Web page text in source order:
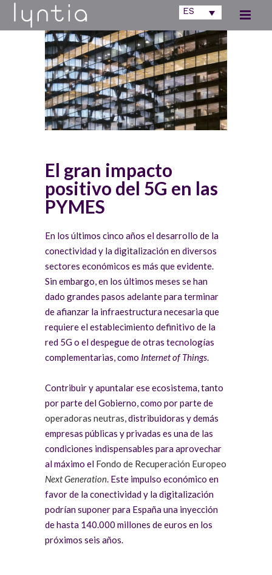
ES
El gran impacto
positivo del 5G en las
PYMES
En los últimos cinco años el desarrollo de la
conectividad y la digitalización en diversos
sectores económicos es más que evidente.
Sin embargo, en los últimos meses se han
dado grandes pasos adelante para terminar
de afianzar la infraestructura necesaria que
requiere el establecimiento definitivo de la
red 5G o el despegue de otras tecnologías
complementarias, como Internet of Things.
Contribuir y apuntalar ese ecosistema, tanto
por parte del Gobierno, como por parte de
operadoras neutras, distribuidoras y demás
empresas públicas y privadas es una de las
condiciones indispensables para aprovechar
al máximo el Fondo de Recuperación Europeo
Next Generation. Este impulso económico en
favor de la conectividad y la digitalización
podrían suponer para España una inyección
de hasta 140.000 millones de euros en los
próximos seis años.